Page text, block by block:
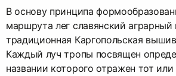
В основу принципа
маршрута лег славянский аграрный
традиционная Каргопольская
Каждый луч тропы посвящен
названии которого отражен тот